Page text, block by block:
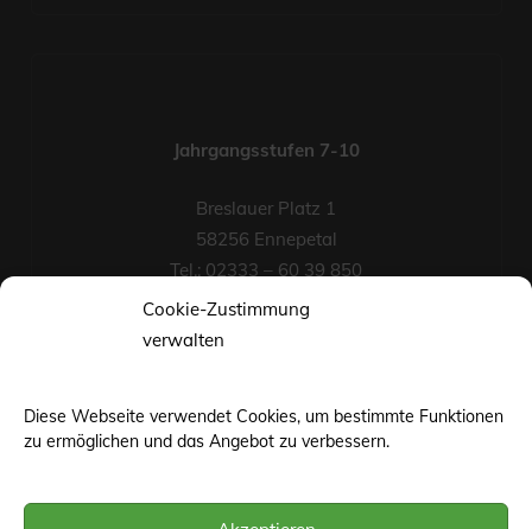
Cookie-Zustimmung
verwalten
Diese Webseite verwendet Cookies, um bestimmte Funktionen
zu ermöglichen und das Angebot zu verbessern.
Jahrgangsstufen 7-10
Breslauer Platz 1
58256 Ennepetal
Tel.: 02333 – 60 39 850
Fax-Nr.: 02333 – 60 39 852